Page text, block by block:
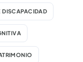
DISCAPACIDAD